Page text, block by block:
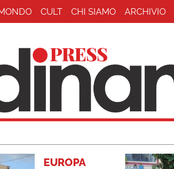
CULT CHI SIAMO ARCHIVIO
EUROPA